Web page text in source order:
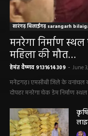
सारंगढ़ बिलाईगढ़ sarangarh
मनरेगा निर्माण
महिला की मौत…
हेमंत वैष्णव 9131614309 - June
मनेंद्रगढ़। एमसीबी जिले के वनांचल
दोपहर मनरेगा चेक डेम निर्माण